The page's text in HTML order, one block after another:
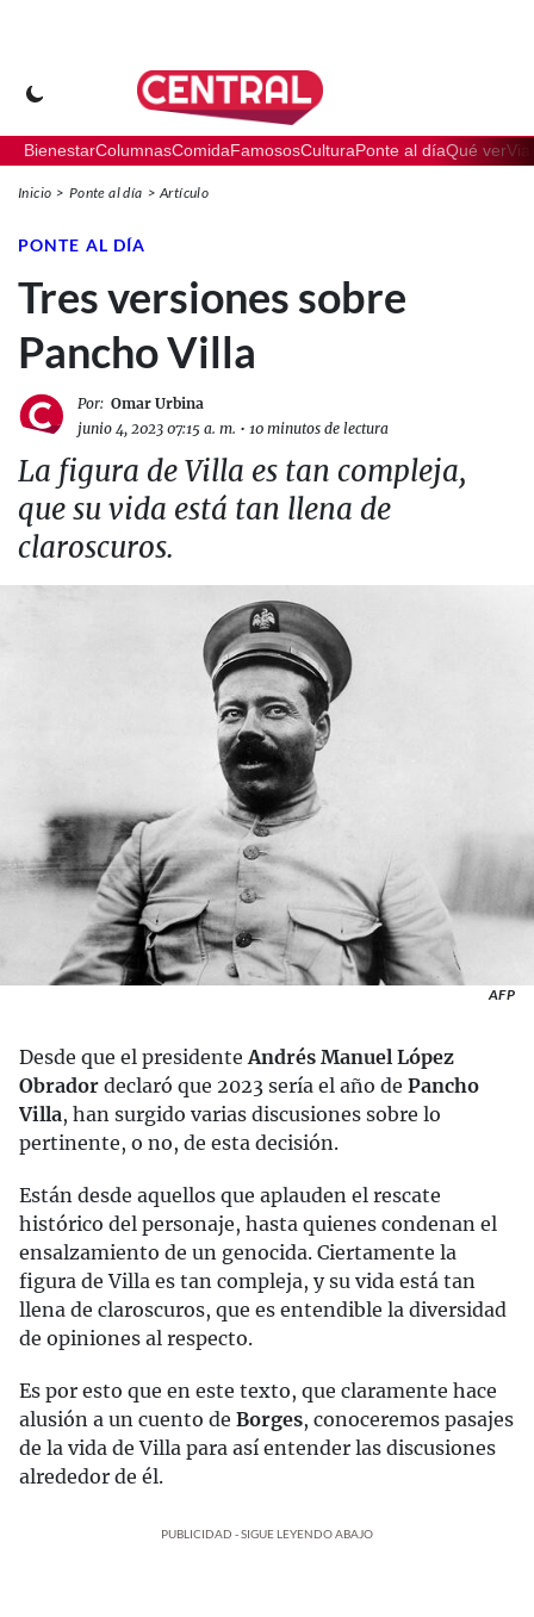
BienestarColumnasComidaFamososCulturaPonte al díaQué ver
Inicio Ponte al día Artículo
PONTE AL DÍA
Tres versiones sobre
Pancho Villa
Por: Omar Urbina
junio 4, 2023 07:15 a. m. • 10 minutos de lectura
La figura de Villa es tan compleja,
que su vida está tan llena de
claroscuros.
AFP
Desde que el presidenteAndrés Manuel López
Obrador declaró que 2023 sería el año de Pancho
Villa, han surgido varias discusiones sobre lo
pertinente, o no, de esta decisión.
Están desde aquellos que aplauden el rescate
histórico del personaje, hasta quienes condenan el
ensalzamiento de un genocida. Ciertamente la
figura de Villa es tan compleja, y su vida está tan
llena de claroscuros, que es entendible la diversidad
de opiniones al respecto.
Es por esto que en este texto, que claramente hace
alusión a un cuento de Borges, conoceremos pasajes
de la vida de Villa para así entender las discusiones
alrededor de él.
PUBLICIDAD - SIGUE LEYENDO ABAJO